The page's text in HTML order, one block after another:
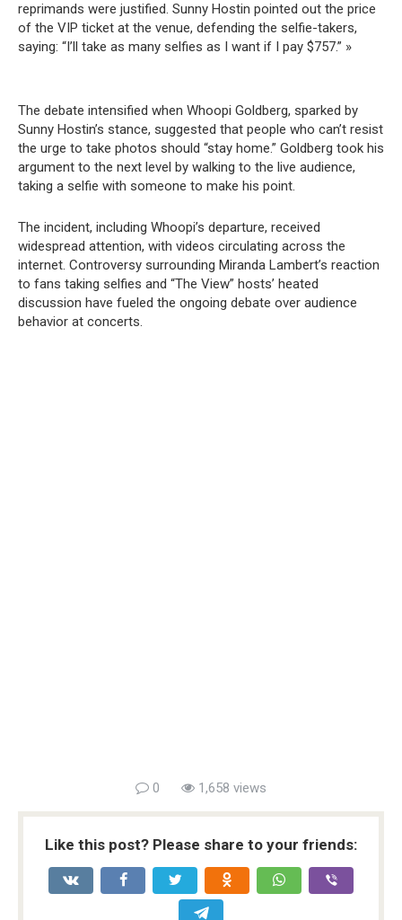
reprimands were justified. Sunny Hostin pointed out the price
of the VIP ticket at the venue, defending the selfie-takers,
saying: “I’ll take as many selfies as I want if I pay $757.” »
The debate intensified when Whoopi Goldberg, sparked by
Sunny Hostin’s stance, suggested that people who can’t resist
the urge to take photos should “stay home.” Goldberg took his
argument to the next level by walking to the live audience,
taking a selfie with someone to make his point.
The incident, including Whoopi’s departure, received
widespread attention, with videos circulating across the
internet. Controversy surrounding Miranda Lambert’s reaction
to fans taking selfies and “The View” hosts’ heated
discussion have fueled the ongoing debate over audience
behavior at concerts.
0 1,658 views
Like this post? Please share to your friends: